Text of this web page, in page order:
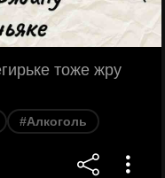
тоже жру
#Алкоголь